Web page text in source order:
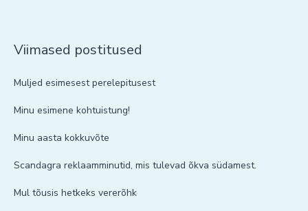
Viimased postitused
Muljed esimesest perelepitusest
Minu esimene kohtuistung!
Minu aasta kokkuvõte
Scandagra reklaamminutid, mis tulevad õkva südamest.
Mul tõusis hetkeks vererõhk